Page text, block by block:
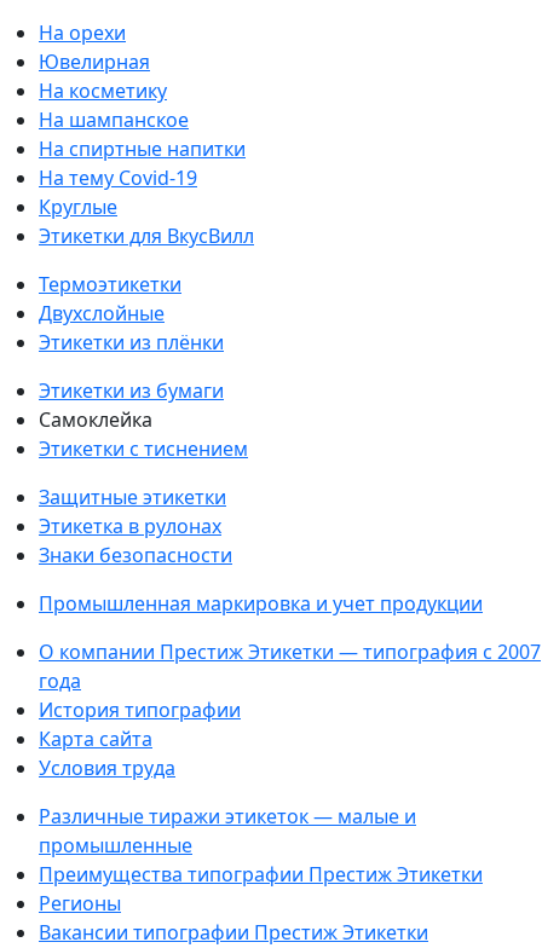
На орехи
Ювелирная
На косметику
На шампанское
На спиртные напитки
На тему Covid-19
Круглые
Этикетки для ВкусВилл
Термоэтикетки
Двухслойные
Этикетки из плёнки
Этикетки из бумаги
Самоклейка
Этикетки с тиснением
Защитные этикетки
Этикетка в рулонах
Знаки безопасности
Промышленная маркировка и учет продукции
О компании Престиж Этикетки — типография с 2007
года
История типографии
Карта сайта
Условия труда
Различные тиражи этикеток — малые и
промышленные
Преимущества типографии Престиж Этикетки
Регионы
Вакансии типографии Престиж Этикетки